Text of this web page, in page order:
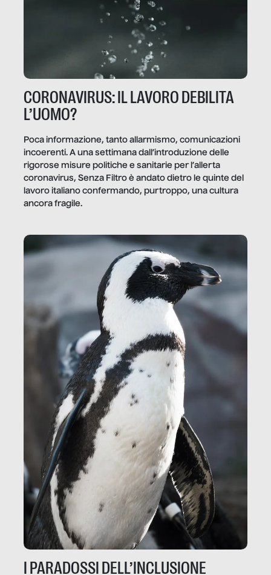
CORONAVIRUS: IL LAVORO DEBILITA
L’UOMO?
Poca informazione, tanto allarmismo, comunicazioni
incoerenti. A una settimana dall’introduzione delle
rigorose misure politiche e sanitarie per l’allerta
coronavirus, Senza Filtro è andato dietro le quinte del
lavoro italiano confermando, purtroppo, una cultura
ancora fragile.
I PARADOSSI DELL’INCLUSIONE